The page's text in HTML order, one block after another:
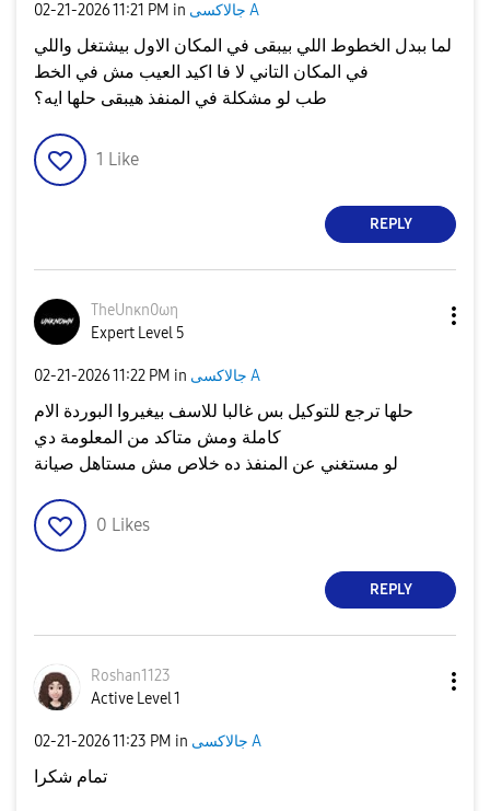
‎02-21-202611:21 PM in جالاكسى A
لما ببدل الخطوط اللي بيبقى في المكان الاول بيشتغل واللي
في المكان التاني لا فا اكيد العيب مش في الخط
طب لو مشكلة في المنفذ هيبقى حلها ايه؟
1 Like
REPLY
TheUnκn0ωη
Expert Level 5
‎02-21-202611:22 PM in جالاكسى A
حلها ترجع للتوكيل بس غالبا للاسف بيغيروا البوردة الام
كاملة ومش متاكد من المعلومة دي
لو مستغني عن المنفذ ده خلاص مش مستاهل صيانة
0 Likes
REPLY
Roshan1123
Active Level 1
‎02-21-202611:23 PM in جالاكسى A
تمام شكرا